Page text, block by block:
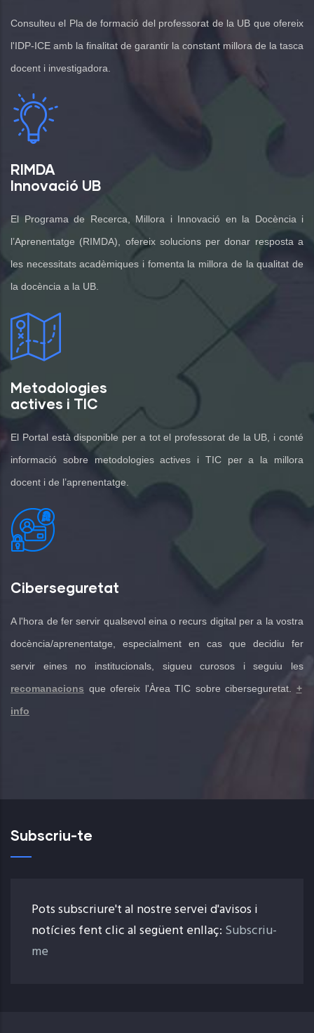
Consulteu el Pla de formació del professorat de la UB que ofereix
l'IDP-ICE amb la finalitat de garantir la constant millora de la tasca
docent i investigadora.
RIMDA
Innovació UB
El Programa de Recerca, Millora i Innovació en la Docència i
l’Aprenentatge (RIMDA), ofereix solucions per donar resposta a
les necessitats acadèmiques i fomenta la millora de la qualitat de
la docència a la UB.
Metodologies
actives i TIC
El Portal està disponible per a tot el professorat de la UB, i conté
informació sobre metodologies actives i TIC per a la millora
docent i de l’aprenentatge.
Ciberseguretat
A l'hora de fer servir qualsevol eina o recurs digital per a la vostra
docència/aprenentatge, especialment en cas que decidiu fer
servir eines no institucionals, sigueu curosos i seguiu les
recomanacions que ofereix l'Àrea TIC sobre ciberseguretat. +
info
Subscriu-te
Pots subscriure't al nostre servei d'avisos i
notícies fent clic al següent enllaç: Subscriu-
me